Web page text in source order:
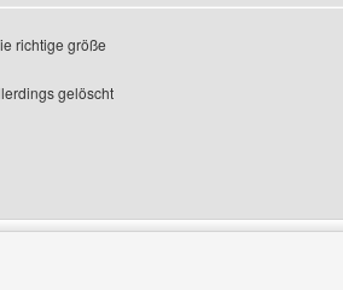
richtige größe
gelöscht